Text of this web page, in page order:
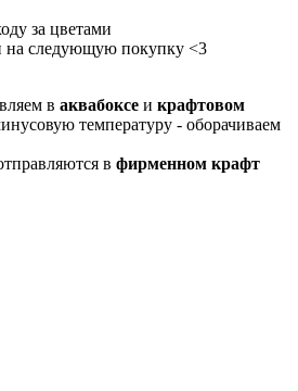
за цветами
следующую покупку <3
в аквабоксе и крафтовом
температуру - оборачиваем
в фирменном крафт